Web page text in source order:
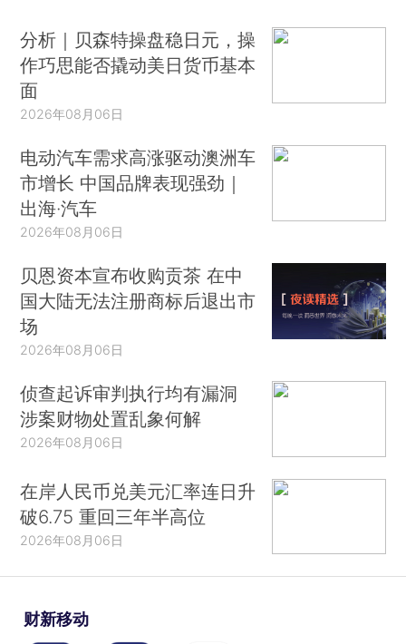
分析｜贝森特操盘稳日元，操
作巧思能否撬动美日货币基本
面
2026年08月06日
电动汽车需求高涨驱动澳洲车
市增长 中国品牌表现强劲｜
出海·汽车
2026年08月06日
贝恩资本宣布收购贡茶 在中
国大陆无法注册商标后退出市
场
2026年08月06日
侦查起诉审判执行均有漏洞
涉案财物处置乱象何解
2026年08月06日
在岸人民币兑美元汇率连日升
破6.75 重回三年半高位
2026年08月06日
财新移动